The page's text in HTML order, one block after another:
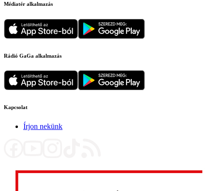
Médiatér alkalmazás
Rádió GaGa alkalmazás
Kapcsolat
Írjon nekünk